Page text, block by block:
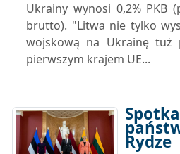
Ukrainy wynosi 0,2% PKB
brutto). "Litwa nie tylko
wojskową na Ukrainę tuż
pierwszym krajem UE...
Rydze